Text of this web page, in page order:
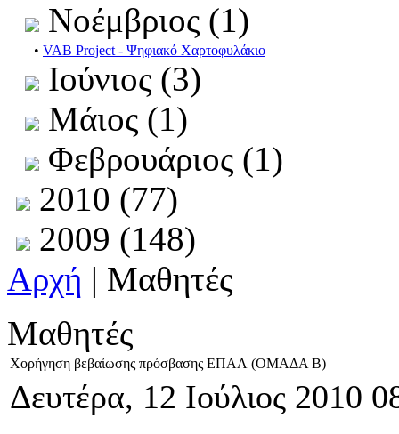
Νοέμβριος (1)
• VAB Project - Ψηφιακό Χαρτοφυλάκιο
Ιούνιος (3)
Μάιος (1)
Φεβρουάριος (1)
2010 (77)
2009 (148)
Αρχή | Μαθητές
Μαθητές
Χορήγηση βεβαίωσης πρόσβασης ΕΠΑΛ (ΟΜΑΔΑ Β)
Δευτέρα, 12 Ιούλιος 2010